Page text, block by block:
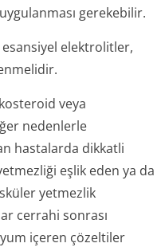
gerekebilir.
elektrolitler,
veya
nedenlerle
hastalarda dikkatli
eşlik eden ya da
yetmezlik
cerrahi sonrası
içeren çözeltiler